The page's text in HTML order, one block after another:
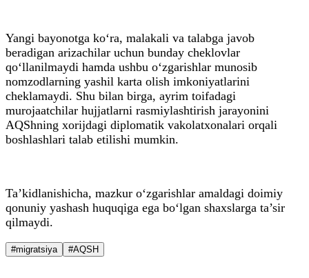
Yangi bayonotga ko‘ra, malakali va talabga javob
beradigan arizachilar uchun bunday cheklovlar
qo‘llanilmaydi hamda ushbu o‘zgarishlar munosib
nomzodlarning yashil karta olish imkoniyatlarini
cheklamaydi. Shu bilan birga, ayrim toifadagi
murojaatchilar hujjatlarni rasmiylashtirish jarayonini
AQShning xorijdagi diplomatik vakolatxonalari orqali
boshlashlari talab etilishi mumkin.
Ta’kidlanishicha, mazkur o‘zgarishlar amaldagi doimiy
qonuniy yashash huquqiga ega bo‘lgan shaxslarga ta’sir
qilmaydi.
#migratsiya #AQSH